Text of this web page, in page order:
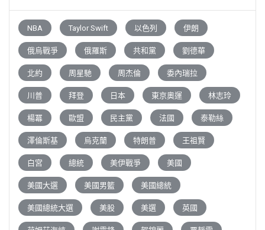
NBA Taylor Swift 以色列 伊朗
俄烏戰爭 俄羅斯 共和黨 劉德華
北約 周星馳 周杰倫 委內瑞拉
川普 拜登 日本 東京奧運 林志玲
楊冪 歐盟 民主黨 法國 泰勒絲
澤倫斯基 烏克蘭 特朗普 王祖賢
白宮 總統 美伊戰爭 美國
美國大選 美國男籃 美國總統
美國總統大選 美股 美選 英國